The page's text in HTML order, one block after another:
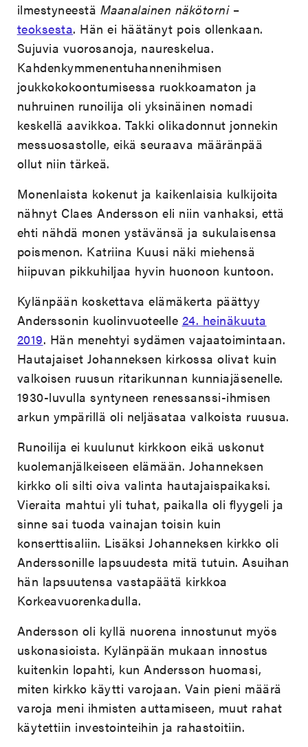
ilmestyneestä Maanalainen näkötorni–
teoksesta. Hän ei häätänyt pois ollenkaan.
Sujuvia vuorosanoja, naureskelua.
Kahdenkymmenentuhannenihmisen
joukkokokoontumisessa ruokkoamaton ja
nuhruinen runoilija oli yksinäinen nomadi
keskellä aavikkoa. Takki olikadonnut jonnekin
messuosastolle, eikä seuraava määränpää
ollut niin tärkeä.
Monenlaista kokenut ja kaikenlaisia kulkijoita
nähnyt Claes Andersson eli niin vanhaksi, että
ehti nähdä monen ystävänsä ja sukulaisensa
poismenon. Katriina Kuusi näki miehensä
hiipuvan pikkuhiljaa hyvin huonoon kuntoon.
Kylänpään koskettava elämäkerta päättyy
Anderssonin kuolinvuoteelle 24. heinäkuuta
2019. Hän menehtyi sydämen vajaatoimintaan.
Hautajaiset Johanneksen kirkossa olivat kuin
valkoisen ruusun ritarikunnan kunniajäsenelle.
1930-luvulla syntyneen renessanssi-ihmisen
arkun ympärillä oli neljäsataa valkoista ruusua.
Runoilija ei kuulunut kirkkoon eikä uskonut
kuolemanjälkeiseen elämään. Johanneksen
kirkko oli silti oiva valinta hautajaispaikaksi.
Vieraita mahtui yli tuhat, paikalla oli flyygeli ja
sinne sai tuoda vainajan toisin kuin
konserttisaliin. Lisäksi Johanneksen kirkko oli
Anderssonille lapsuudesta mitä tutuin. Asuihan
hän lapsuutensa vastapäätä kirkkoa
Korkeavuorenkadulla.
Andersson oli kyllä nuorena innostunut myös
uskonasioista. Kylänpään mukaan innostus
kuitenkin lopahti, kun Andersson huomasi,
miten kirkko käytti varojaan. Vain pieni määrä
varoja meni ihmisten auttamiseen, muut rahat
käytettiin investointeihin ja rahastoitiin.